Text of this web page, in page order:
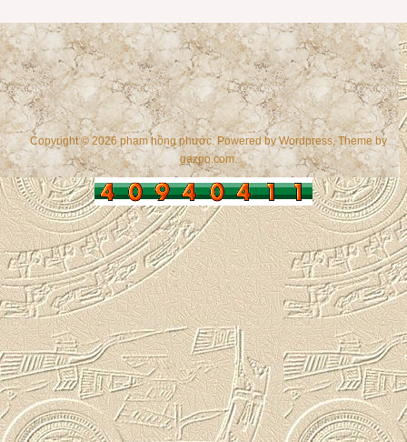
Copyright © 2026 phạm hồng phước. Powered byWordpress, Theme by
gazpo.com.